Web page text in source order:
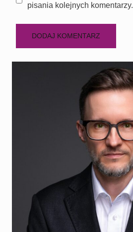
pisania kolejnych komentarzy.